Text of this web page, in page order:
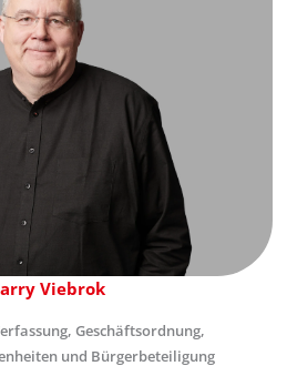
Viebrok
Geschäftsordnung,
und Bürgerbeteiligung